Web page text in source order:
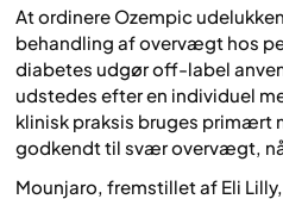
At ordinere Ozempic
behandling af overvægt hos
diabetes udgør off-label
udstedes efter en individuel
klinisk praksis bruges primært
godkendt til svær overvægt,
Mounjaro, fremstillet af Eli